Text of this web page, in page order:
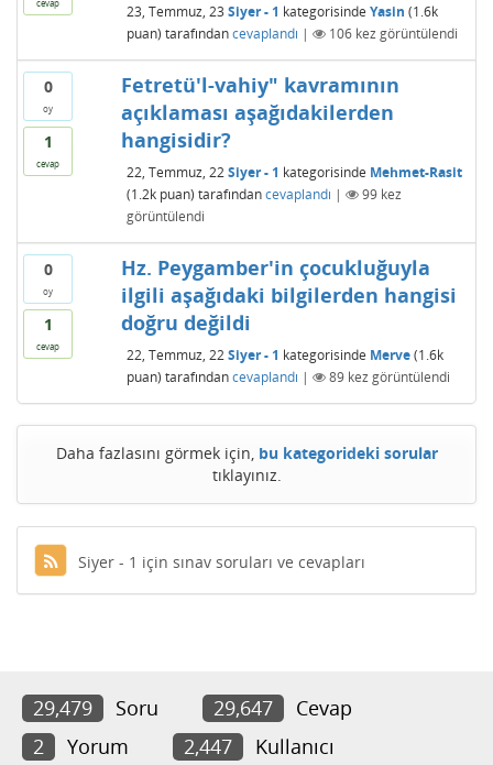
cevap 23, Temmuz, 23 Siyer - 1 kategorisinde Yasin (1.6k
puan) tarafından cevaplandı | 106kez görüntülendi
0
oy
1
cevap
Fetretü'l-vahiy" kavramının
açıklaması aşağıdakilerden
hangisidir?
22, Temmuz, 22 Siyer - 1 kategorisinde Mehmet-Rasit
(1.2kpuan) tarafından cevaplandı | 99kez
görüntülendi
0
oy
1
cevap
Hz. Peygamber'in çocukluğuyla
ilgili aşağıdaki bilgilerden hangisi
doğru değildi
22, Temmuz, 22 Siyer - 1 kategorisinde Merve (1.6k
puan) tarafından cevaplandı | 89kez görüntülendi
Daha fazlasını görmek için, bu kategorideki sorular
tıklayınız.
Siyer - 1 için sınav soruları ve cevapları
29,479 Soru 29,647
Cevap
2
Yorum 2,447 Kullanıcı